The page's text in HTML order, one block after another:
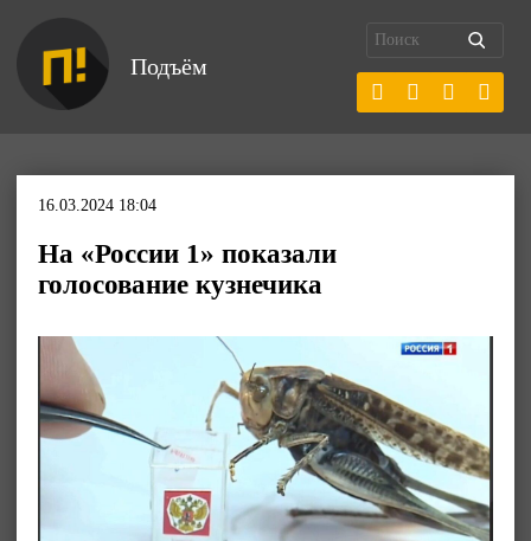
Подъём
16.03.2024 18:04
На «России 1» показали
голосование кузнечика